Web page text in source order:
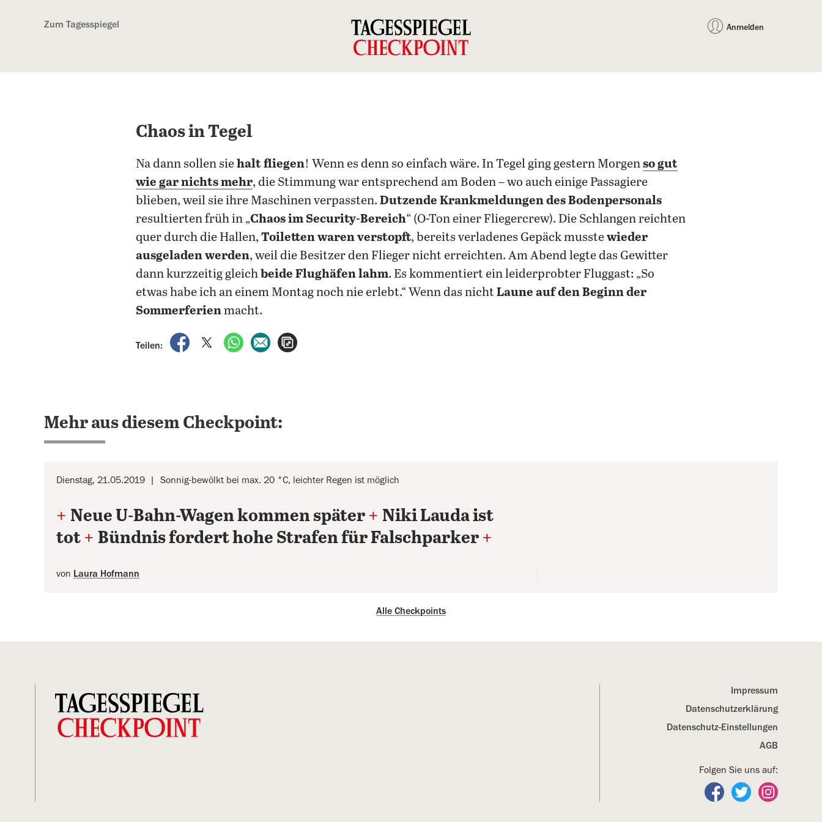
Zum Tagesspiegel Anmelden
Chaos in Tegel
Na dann sollen siehalt fliegen! Wenn es denn so einfach wäre. In Tegel ging gestern Morgenso gut
wie gar nichts mehr, die Stimmung war entsprechend am Boden – wo auch einige Passagiere
blieben, weil sie ihre Maschinen verpassten. Dutzende Krankmeldungen des Bodenpersonals
resultierten früh in „Chaos im Security-Bereich“ (O-Ton einer Fliegercrew). Die Schlangen reichten
quer durch die Hallen,Toiletten waren verstopft, bereits verladenes Gepäck musstewieder
ausgeladen werden, weil die Besitzer den Flieger nicht erreichten. Am Abend legte das Gewitter
dann kurzzeitig gleichbeide Flughäfen lahm. Es kommentiert ein leiderprobter Fluggast: „So
etwas habe ich an einem Montag noch nie erlebt.“ Wenn das nicht Laune auf den Beginn der
Sommerferienmacht.
Teilen:
auf Facebook teilen
auf X teilenper WhatsApp teilen
per E-Mail teilen
Mehr aus diesem Checkpoint:
Dienstag, 21.05.2019 Sonnig-bewölkt bei max. 20 °C, leichter Regen ist möglich
+ Neue U-Bahn-Wagen kommen später + Niki Lauda ist
tot + Bündnis fordert hohe Strafen für Falschparker +
von Laura Hofmann
Alle Checkpoints
Impressum
Datenschutz­erklärung
Datenschutz-Einstellungen
AGB
Folgen Sie uns auf:
Folgen Sie uns auf
Folgen Sie uns